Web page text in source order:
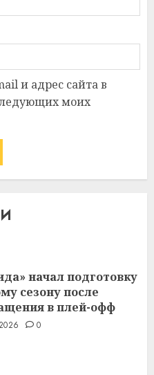
и адрес сайта в
моих
начал подготовку
сезону после
в плей-офф
0